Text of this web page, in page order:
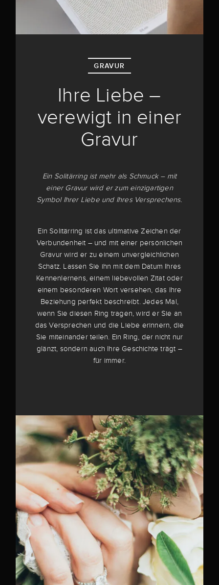
GRAVUR
Ihre Liebe –
verewigt in einer
Gravur
Ein Solitärring ist mehr als Schmuck – mit
einer Gravur wird er zum einzigartigen
Symbol Ihrer Liebe und Ihres Versprechens.
Ein Solitärring ist das ultimative Zeichen der
Verbundenheit – und mit einer persönlichen
Gravur wird er zu einem unvergleichlichen
Schatz. Lassen Sie ihn mit dem Datum Ihres
Kennenlernens, einem liebevollen Zitat oder
einem besonderen Wort versehen, das Ihre
Beziehung perfekt beschreibt. Jedes Mal,
wenn Sie diesen Ring tragen, wird er Sie an
das Versprechen und die Liebe erinnern, die
Sie miteinander teilen. Ein Ring, der nicht nur
glänzt, sondern auch Ihre Geschichte trägt –
für immer.